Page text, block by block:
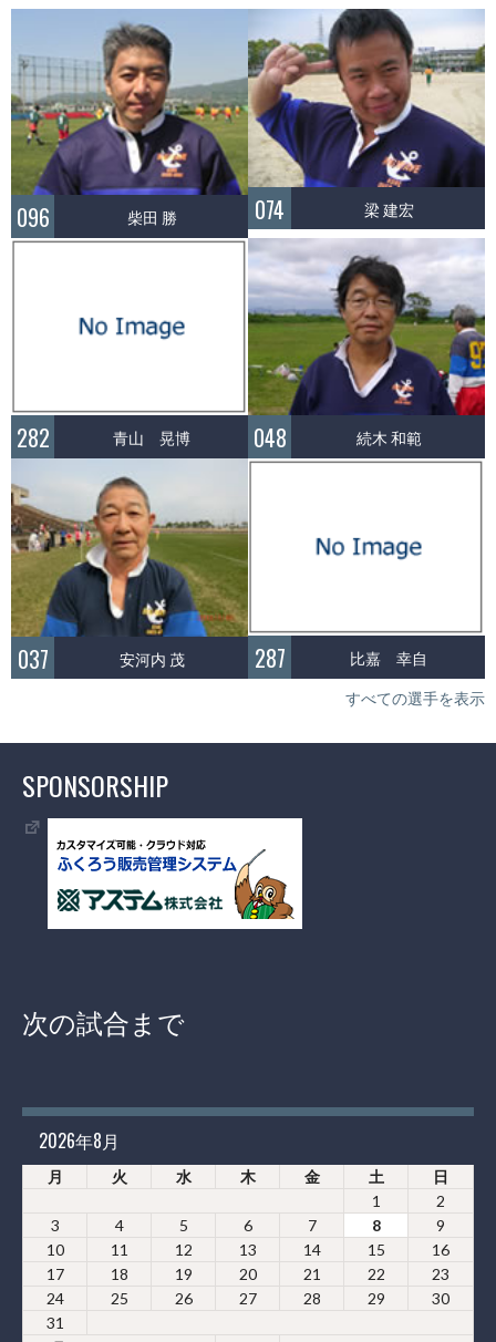
096 柴田 勝 074 梁 建宏
282 青山 晃博 048 続木 和範
037 安河内 茂 287 比嘉 幸自
すべての選手を表示
SPONSORSHIP
次の試合まで
2026年8月
月 火 水 木 金 土 日
1
2
3
4 5 6 7 8
9
10
11 12 13 14 15
16
17
18 19 20 21 22
23
24
25 26 27 28 29
30
31